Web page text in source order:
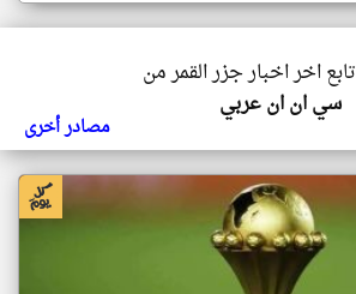
تابع اخر اخبار جزر القمر من
سي ان ان عربي
مصادر أخرى